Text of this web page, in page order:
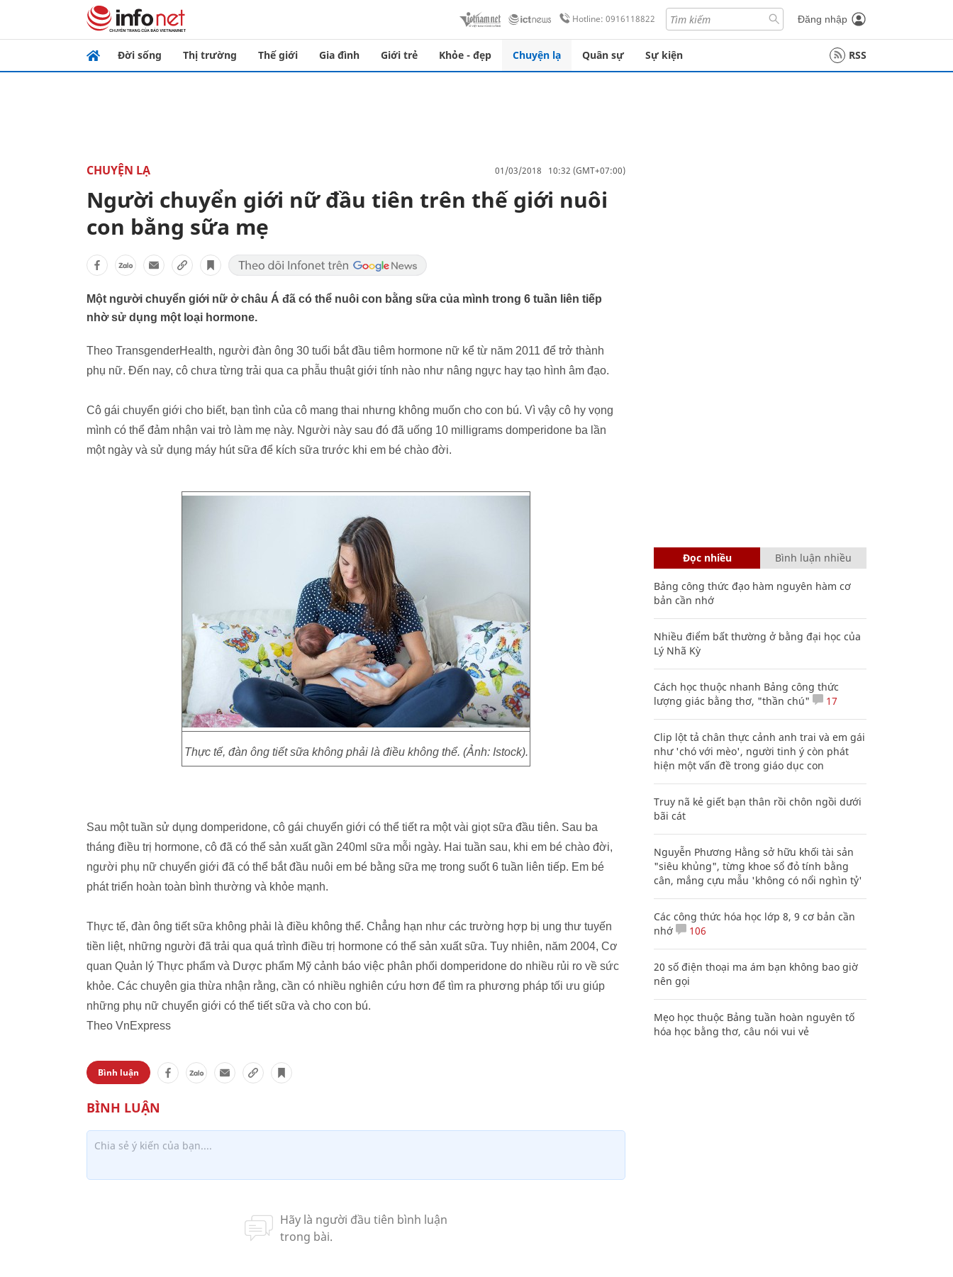
Hotline: 0916118822 Đăng nhập
Đời sống Thị trường Thế giới Gia đình Giới trẻ Khỏe - đẹp Chuyện lạ Quân sự Sự kiện RSS
CHUYỆN LẠ 01/03/2018 10:32 (GMT+07:00)
Người chuyển giới nữ đầu tiên trên thế giới nuôi
con bằng sữa mẹ
Một người chuyển giới nữ ở châu Á đã có thể nuôi con bằng sữa của mình trong 6 tuần liên tiếp
nhờ sử dụng một loại hormone.
Theo TransgenderHealth, người đàn ông 30 tuổi bắt đầu tiêm hormone nữ kể từ năm 2011 để trở thành
phụ nữ. Đến nay, cô chưa từng trải qua ca phẫu thuật giới tính nào như nâng ngực hay tạo hình âm đạo.
Cô gái chuyển giới cho biết, bạn tình của cô mang thai nhưng không muốn cho con bú. Vì vậy cô hy vọng
mình có thể đảm nhận vai trò làm mẹ này. Người này sau đó đã uống 10 milligrams domperidone ba lần
một ngày và sử dụng máy hút sữa để kích sữa trước khi em bé chào đời.
Thực tế, đàn ông tiết sữa không phải là điều không thể. (Ảnh: Istock).
Sau một tuần sử dụng domperidone, cô gái chuyển giới có thể tiết ra một vài giọt sữa đầu tiên. Sau ba
tháng điều trị hormone, cô đã có thể sản xuất gần 240ml sữa mỗi ngày. Hai tuần sau, khi em bé chào đời,
người phụ nữ chuyển giới đã có thể bắt đầu nuôi em bé bằng sữa mẹ trong suốt 6 tuần liên tiếp. Em bé
phát triển hoàn toàn bình thường và khỏe mạnh.
Thực tế, đàn ông tiết sữa không phải là điều không thể. Chẳng hạn như các trường hợp bị ung thư tuyến
tiền liệt, những người đã trải qua quá trình điều trị hormone có thể sản xuất sữa. Tuy nhiên, năm 2004, Cơ
quan Quản lý Thực phẩm và Dược phẩm Mỹ cảnh báo việc phân phối domperidone do nhiều rủi ro về sức
khỏe. Các chuyên gia thừa nhận rằng, cần có nhiều nghiên cứu hơn để tìm ra phương pháp tối ưu giúp
những phụ nữ chuyển giới có thể tiết sữa và cho con bú.
Theo VnExpress
Bình luận
Đọc nhiều Bình luận nhiều
Bảng công thức đạo hàm nguyên hàm cơ
bản cần nhớ
Nhiều điểm bất thường ở bằng đại học của
Lý Nhã Kỳ
Cách học thuộc nhanh Bảng công thức
lượng giác bằng thơ, "thần chú"
17
Clip lột tả chân thực cảnh anh trai và em gái
như 'chó với mèo', người tinh ý còn phát
hiện một vấn đề trong giáo dục con
Truy nã kẻ giết bạn thân rồi chôn ngồi dưới
bãi cát
Nguyễn Phương Hằng sở hữu khối tài sản
"siêu khủng", từng khoe sổ đỏ tính bằng
cân, mắng cựu mẫu 'không có nổi nghìn tỷ'
Các công thức hóa học lớp 8, 9 cơ bản cần
nhớ
106
20 số điện thoại ma ám bạn không bao giờ
nên gọi
Mẹo học thuộc Bảng tuần hoàn nguyên tố
hóa học bằng thơ, câu nói vui vẻ